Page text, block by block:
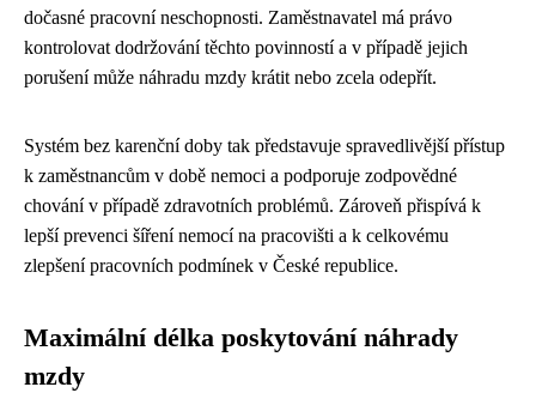
dočasné pracovní neschopnosti. Zaměstnavatel má právo
kontrolovat dodržování těchto povinností a v případě jejich
porušení může náhradu mzdy krátit nebo zcela odepřít.
Systém bez karenční doby tak představuje spravedlivější přístup
k zaměstnancům v době nemoci a podporuje zodpovědné
chování v případě zdravotních problémů. Zároveň přispívá k
lepší prevenci šíření nemocí na pracovišti a k celkovému
zlepšení pracovních podmínek v České republice.
Maximální délka poskytování náhrady
mzdy